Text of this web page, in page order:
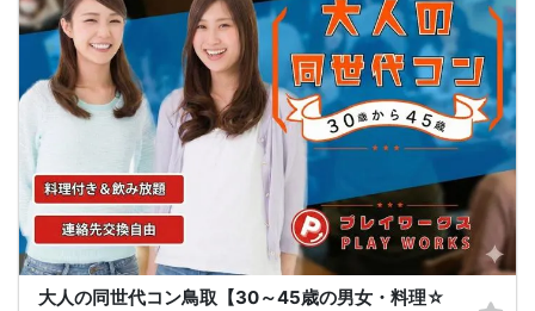
大人の同世代コン鳥取【30～45歳の男女・料理☆